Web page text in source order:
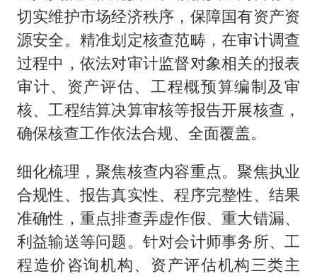
切实维护市场经济秩序，保障国有资产资
源安全。精准划定核查范畴，在审计调查
过程中，依法对审计监督对象相关的报表
审计、资产评估、工程概预算编制及审
核、工程结算决算审核等报告开展核查，
确保核查工作依法合规、全面覆盖。
细化梳理，聚焦核查内容重点。聚焦执业
合规性、报告真实性、程序完整性、结果
准确性，重点排查弄虚作假、重大错漏、
利益输送等问题。针对会计师事务所、工
程造价咨询机构、资产评估机构三类主